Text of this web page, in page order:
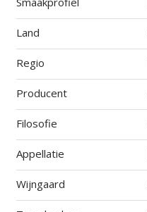
Land
Regio
Producent
Filosofie
Appellatie
Wijngaard